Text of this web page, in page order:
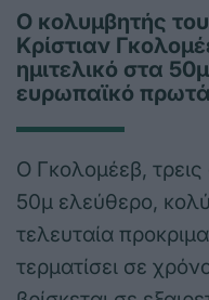
Ο κολυμβητής
Κρίστιαν
ημιτελικό στα
ευρωπαϊκό
Ο Γκολομέεβ,
50μ ελεύθερο,
τελευταία
τερματίσει σε